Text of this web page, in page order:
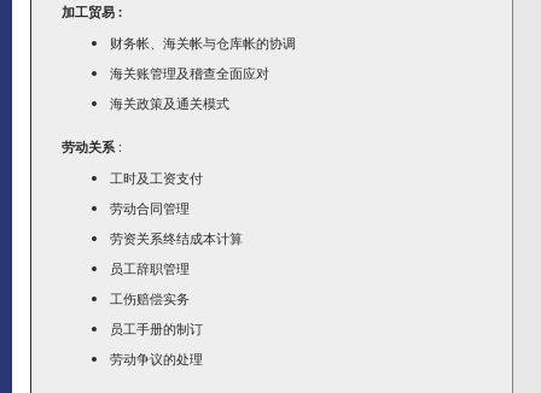
加工贸易 :
财务帐、海关帐与仓库帐的协调
海关账管理及稽查全面应对
海关政策及通关模式
劳动关系 :
工时及工资支付
劳动合同管理
劳资关系终结成本计算
员工辞职管理
工伤赔偿实务
员工手册的制订
劳动争议的处理